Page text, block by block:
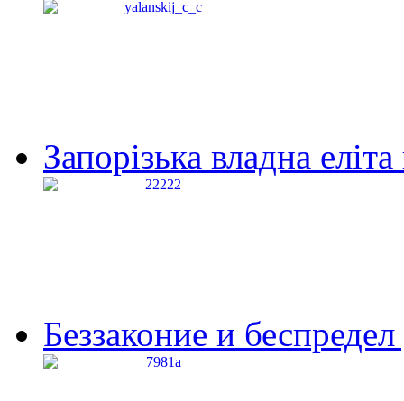
Запорізька владна
Беззаконие и